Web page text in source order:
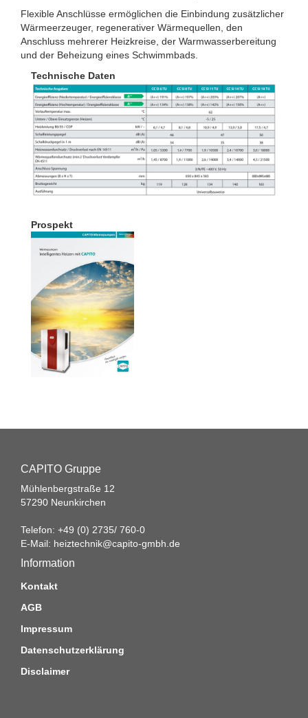
Flexible Anschlüsse ermöglichen die Einbindung zusätzlicher
Wärmeerzeuger, regenerativer Wärmequellen, den
Anschluss mehrerer Heizkreise, der Warmwasserbereitung
und der Beheizung eines Schwimmbads.
Technische Daten
Prospekt
CAPITO Gruppe
Mühlenbergstraße 12
57290 Neunkirchen
Telefon: +49 (0) 2735/ 760-0
E-Mail: heiztechnik@capito-gmbh.de
Information
Kontakt
AGB
Impressum
Datenschutzerklärung
Disclaimer